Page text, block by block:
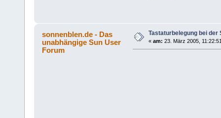
sonnenblen.de - Das
unabhängige Sun User
Forum
Tastaturbelegung bei der
« am: 23. März 2005,